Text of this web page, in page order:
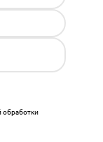
обработки